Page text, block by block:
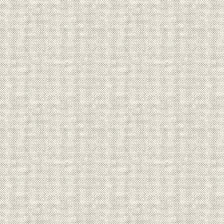
第4節 レジャー・不動産・電気供給事業の始まり
1.香里の不動産開発と第1回菊人形開催
2.電気供給事業の開始と拡張
第5節 資金調達と経営成果
1.資金調達
2.経営成果
第2章 「京阪王国」の形成(1920―1929年)
第1節 慢性不況下の京阪地域
1.慢性不況と産業発展
2.郊外化と交通網の発展
第2節 太田光熙の経営方針と組織